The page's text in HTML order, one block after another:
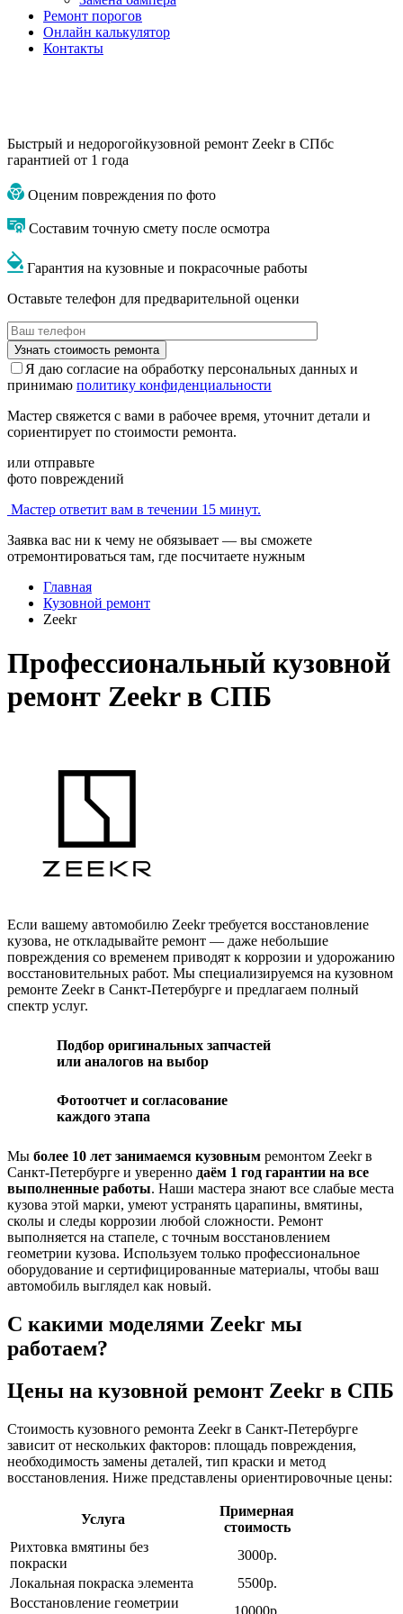
Ремонт порогов
Онлайн калькулятор
Контакты
Быстрый и недорогойкузовной ремонт Zeekr в СПбс
гарантией от 1 года
Оценим повреждения по фото
Составим точную смету после осмотра
Гарантия на кузовные и покрасочные работы
Оставьте телефон для предварительной оценки
Я даю согласие на обработку персональных данных и
принимаю политику конфиденциальности
Мастер свяжется с вами в рабочее время, уточнит детали и
сориентирует по стоимости ремонта.
или отправьте
фото повреждений
Мастер ответит вам в течении 15 минут.
Заявка вас ни к чему не обязывает — вы сможете
отремонтироваться там, где посчитаете нужным
Главная
Кузовной ремонт
Zeekr
Профессиональный кузовной
ремонт Zeekr в СПБ
Если вашему автомобилю Zeekr требуется восстановление
кузова, не откладывайте ремонт — даже небольшие
повреждения со временем приводят к коррозии и удорожанию
восстановительных работ. Мы специализируемся на кузовном
ремонте Zeekr в Санкт-Петербурге и предлагаем полный
спектр услуг.
Подбор оригинальных запчастей
или аналогов на выбор
Фотоотчет и согласование
каждого этапа
Мы более 10 лет занимаемся кузовным ремонтом Zeekr в
Санкт-Петербурге и уверенно даём 1 год гарантии на все
выполненные работы. Наши мастера знают все слабые места
кузова этой марки, умеют устранять царапины, вмятины,
сколы и следы коррозии любой сложности. Ремонт
выполняется на стапеле, с точным восстановлением
геометрии кузова. Используем только профессиональное
оборудование и сертифицированные материалы, чтобы ваш
автомобиль выглядел как новый.
С какими моделями Zeekr мы
работаем?
Цены на кузовной ремонт Zeekr в СПБ
Стоимость кузовного ремонта Zeekr в Санкт-Петербурге
зависит от нескольких факторов: площадь повреждения,
необходимость замены деталей, тип краски и метод
восстановления. Ниже представлены ориентировочные цены:
Услуга
Примерная
стоимость
Рихтовка вмятины без
покраски
3000р.
Локальная покраска элемента
5500р.
Восстановление геометрии
10000р.